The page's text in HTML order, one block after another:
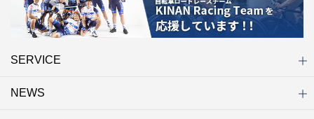
SERVICE
初めての方へ
店舗検索
キャンペーン
ラフィネ マルシェ（通販サイト）
WEB予約
よくある質問（Q&A）
サイトマップ
NEWS